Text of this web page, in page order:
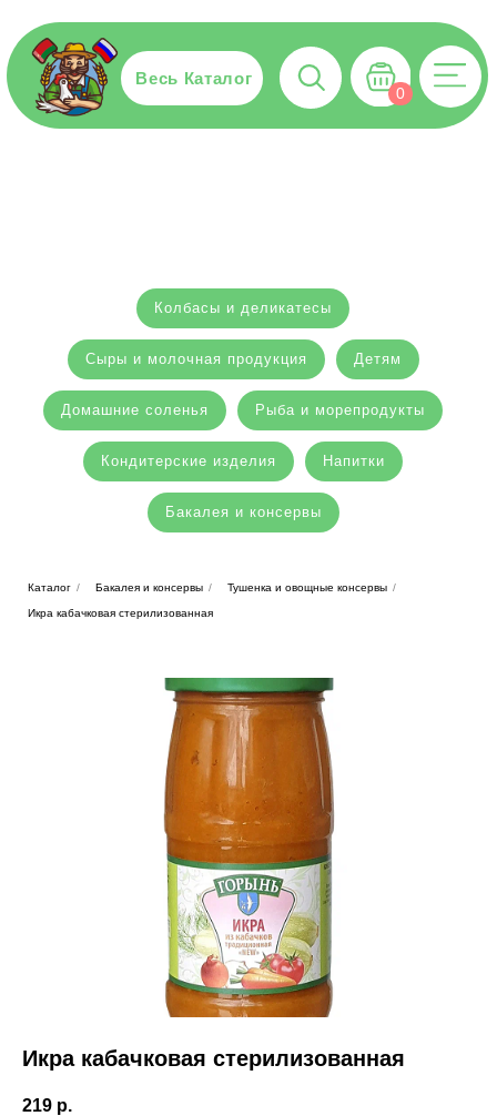
Весь Каталог
0
Колбасы и деликатесы
Сыры и молочная продукция Детям
Домашние соленья Рыба и морепродукты
Кондитерские изделия Напитки
Бакалея и консервы
Каталог / Бакалея и консервы / Тушенка и овощные консервы /
Икра кабачковая стерилизованная
Икра кабачковая стерилизованная
219 р.